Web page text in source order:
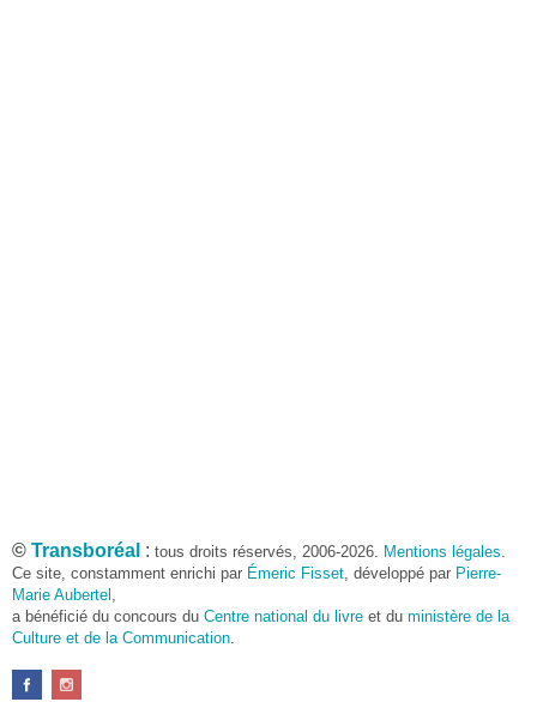
© Transboréal : tous droits réservés, 2006-2026. Mentions légales.
Ce site, constamment enrichi par Émeric Fisset, développé par Pierre-
Marie Aubertel ,
a bénéficié du concours du Centre national du livre et du ministère de la
Culture et de la Communication.